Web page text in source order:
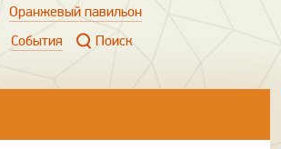
Оранжевый павильон
События Поиск